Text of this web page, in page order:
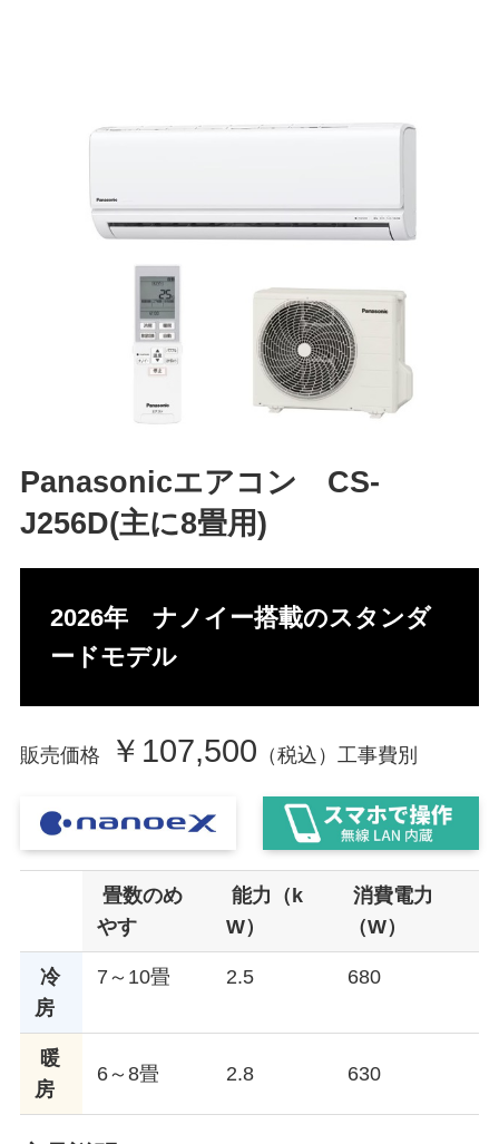
Panasonicエアコン CS-
J256D(主に8畳用)
2026年 ナノイー搭載のスタンダ
ードモデル
販売価格 ￥107,500 （税込）工事費別
畳数のめ
やす
能力（k
W）
消費電力
（W）
冷
房
7～10畳 2.5 680
暖
房
6～8畳 2.8 630